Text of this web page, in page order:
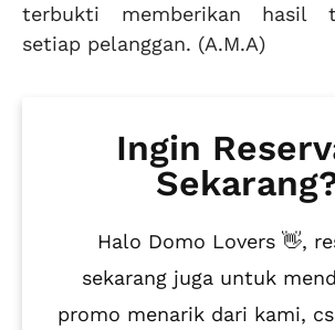
terbukti memberikan hasil
setiap pelanggan. (A.M.A)
Ingin
Halo Domo Lovers 👋,
sekarang juga untuk
promo menarik dari kami,